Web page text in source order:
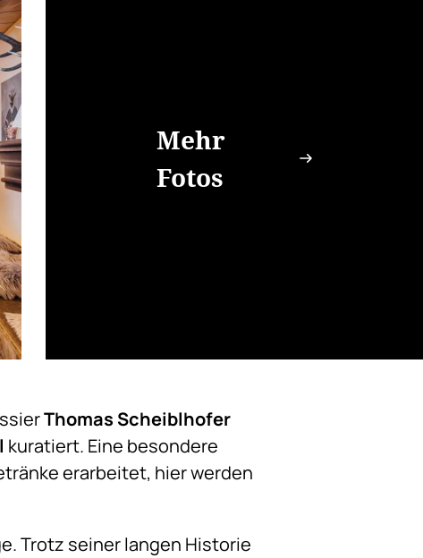
Mehr
Fotos
Thomas Scheiblhofer
kuratiert. Eine besondere
erarbeitet, hier werden
Trotz seiner langen Historie